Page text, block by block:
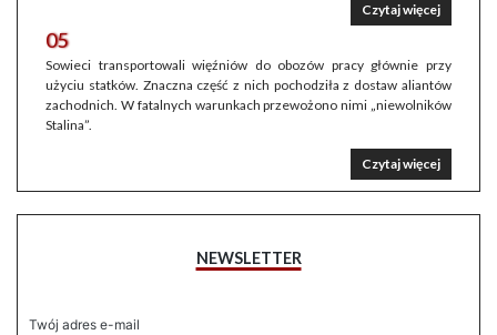
Czytaj więcej
05
Sowieci transportowali więźniów do obozów pracy głównie przy
użyciu statków. Znaczna część z nich pochodziła z dostaw aliantów
zachodnich. W fatalnych warunkach przewożono nimi „niewolników
Stalina”.
Czytaj więcej
NEWSLETTER
Twój adres e-mail